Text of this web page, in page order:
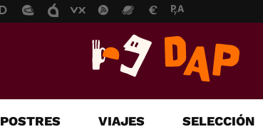
POSTRES VIAJES SELECCIÓN